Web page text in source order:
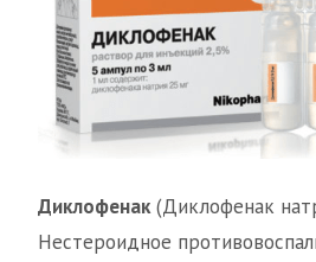
Диклофенак(Диклофенак
Нестероидное